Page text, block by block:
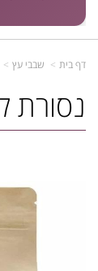
דף בית שבבי עץ
נסורת